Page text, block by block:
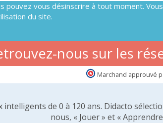
pouvez vous désinscrire à tout moment.
du site.
nous sur les
Marchand approuvé
intelligents de 0 à 120 ans. Didacto
nous, « Jouer » et «